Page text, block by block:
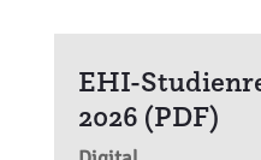
EHI-
2026 (PDF)